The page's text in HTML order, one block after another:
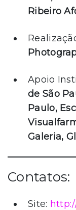
Ribeiro
Apoio
de São
Paulo,
Galeria,
Contatos:
Site: